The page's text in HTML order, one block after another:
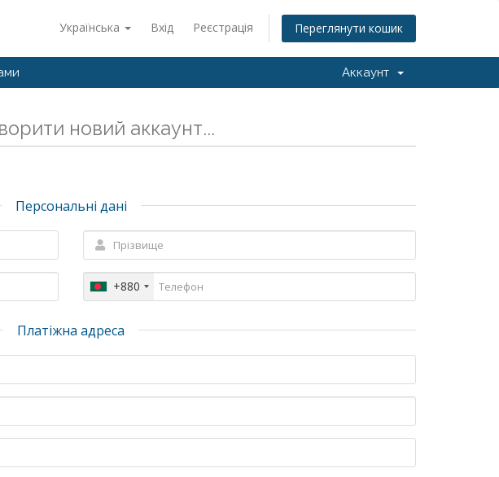
Українська Вхід Реєстрація Переглянути кошик
Аккаунт
новий аккаунт...
Персональні дані
+880
Платіжна адреса